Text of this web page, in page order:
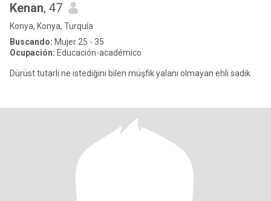
Kenan, 47
Konya, Konya, Turquía
Buscando: Mujer 25 - 35
Ocupación: Educación-académico
Dürüst tutarlı ne istediğini bilen müşfik yalanı olmayan ehli sadık